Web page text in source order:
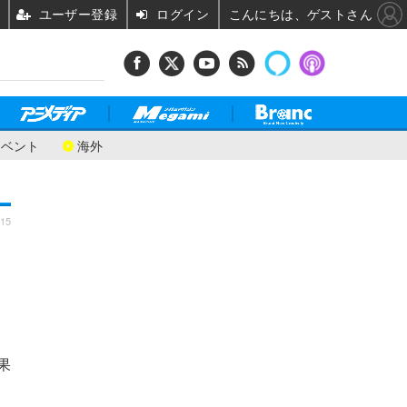
ント 海外
ユーザー登録 ログイン こんにちは、ゲストさん